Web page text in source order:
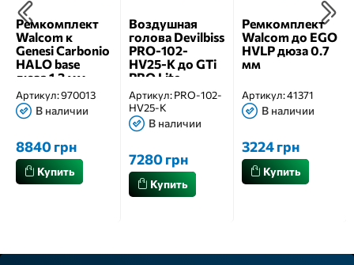
Ремкомплект
Walcom к
Genesi Carbonio
HALO base
дюза 1.3 мм
Артикул:970013
В наличии
8840 грн
Купить
Воздушная
голова Devilbiss
PRO-102-
HV25-K до GTi
PRO Lite
Артикул:PRO-102-
HV25-K
В наличии
7280 грн
Купить
Ремкомплект
Walcom до EGO
HVLP дюза 0.7
мм
Артикул:41371
В наличии
3224 грн
Купить